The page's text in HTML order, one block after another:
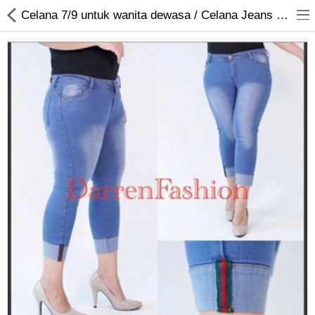
Jam Tangan
Kacamata
Kecantikan
Kesehatan
Mainan
Makanan & Minuman
Pakaian Anak
Celana 7/9 untuk wanita dewasa / Celana Jeans Wanita 7/9 Lipat Strip / Celana Cewek Best Seller